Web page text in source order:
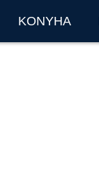
KONYHA